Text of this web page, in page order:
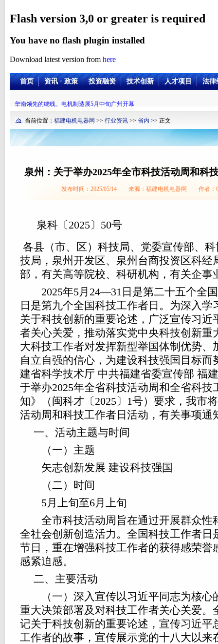
Flash version 3,0 or greater is required
You have no flash plugin installed
Download latest version from here
首页 资讯 · 政策 投资融资 技术创新 人才项目 法律
华南领先的绕线、电机制造展5月中旬广州开幕
当前位置： 福建电机电器网 >> 行业资讯 >> 省内 >> 正文
泉州：关于举办2025年全市科技活动周和科
发布时间：2025/05/14 来源：福建电机电器网 作
泉科〔2025〕50号
各县（市、区）科技局、党委宣传部、
技局，泉州开发区、泉州台商投资区科经
部，有关高等院校、科研机构，有关企事
2025年5月24—31日是第二十五个全国
日是第九个全国科技工作者日。为深入学
关于科技创新的重要论述，广泛宣传习近
者关心关爱，推动落实党中央科技创新重
大科技工作者对发挥新型举国体制优势、
自立自强的信心，为建设科技强国目标而
建省科学技术厅 中共福建省委宣传部 福
于举办2025年全省科技活动周和全省科技
知》（闽科才〔2025〕1号）要求，我市
活动周和科技工作者日活动，有关事项通
一、活动主题与时间
（一）主题
矢志创新发展 建设科技强国
（二）时间
5月上旬至6月上旬
全市科技活动周旨在通过开展群众性
全社会创新创造活力。全国科技工作者日
节日，重在增强科技工作者的获得感荣誉
感紧迫感。
二、主要活动
（一）深入宣传以习近平同志为核心
重大决策部署及对科技工作者关心关爱。
记关于科技创新的重要论述，宣传习近平
工作者的故事，宣传展示党的十八大以来